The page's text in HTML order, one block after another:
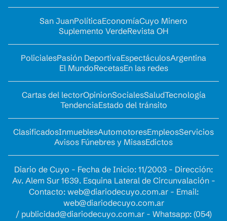
San JuanPolíticaEconomíaCuyo Minero
Suplemento VerdeRevista OH
PolicialesPasión DeportivaEspectáculosArgentina
El MundoRecetasEn las redes
Cartas del lectorOpinionSocialesSaludTecnología
TendenciaEstado del tránsito
ClasificadosInmueblesAutomotoresEmpleosServicios
Avisos Fúnebres y MisasEdictos
Diario de Cuyo - Fecha de Inicio: 11/2003 - Dirección:
Av. Alem Sur 1639. Esquina Lateral de Circunvalación -
Contacto: web@diariodecuyo.com.ar- Email:
web@diariodecuyo.com.ar
/ publicidad@diariodecuyo.com.ar- Whatsapp: (054)